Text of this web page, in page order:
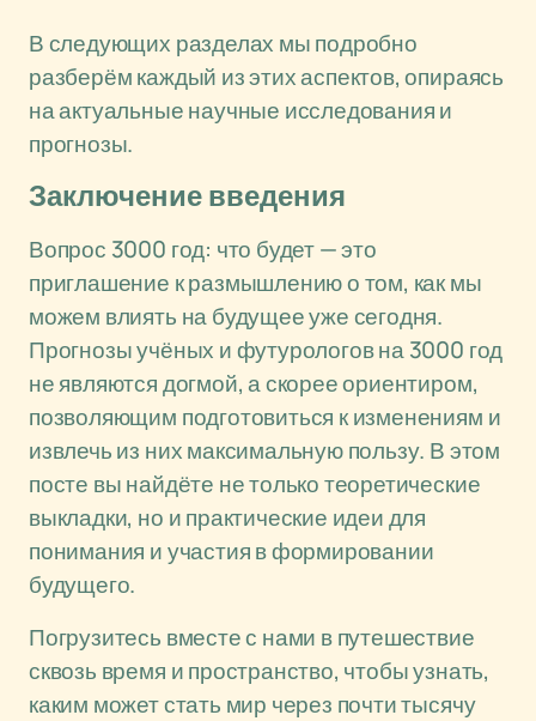
В следующих разделах мы подробно
разберём каждый из этих аспектов, опираясь
на актуальные научные исследования и
прогнозы.
Заключение введения
Вопрос 3000 год: что будет — это
приглашение к размышлению о том, как мы
можем влиять на будущее уже сегодня.
Прогнозы учёных и футурологов на 3000 год
не являются догмой, а скорее ориентиром,
позволяющим подготовиться к изменениям и
извлечь из них максимальную пользу. В этом
посте вы найдёте не только теоретические
выкладки, но и практические идеи для
понимания и участия в формировании
будущего.
Погрузитесь вместе с нами в путешествие
сквозь время и пространство, чтобы узнать,
каким может стать мир через почти тысячу